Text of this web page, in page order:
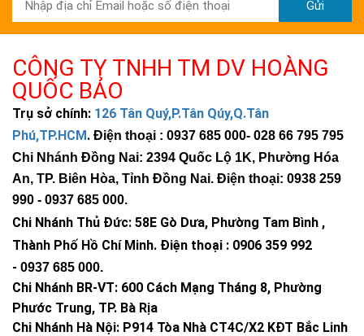
thống điện. Hộp nối thường sử dụng đầu nối MC4, một chuẩn
kết nối phổ biến và an toàn nhất cho các hệ thống điện năng
lượng mặt trời hiện nay.
Hệ thống dây điện và các kết nối bên trong hộp nối cũng cần
phải được thiết kế sao cho tránh được tình trạng oxy hóa và gỉ
sét, điều này rất quan trọng để đảm bảo hiệu suất hoạt động
lâu dài cho tấm pin.
Khung
Khung tấm pin thường được làm từ nhôm, vừa nhẹ vừa có độ
bền cao. Vai trò của khung là giữ cố định các thành phần bên
trong tấm pin và hỗ trợ lắp đặt trên mái nhà hoặc những vị trí
cố định khác. Một khung nhôm anodized có khả năng chống ăn
mòn sẽ giúp tăng cường độ bền cho tấm pin.
Khung không chỉ mang lại sự ổn định cho tấm pin mà còn tạo
điều kiện thuận lợi cho việc lắp đặt, bảo trì sau này.
Gửi
CÔNG TY TNHH TM DV HOÀNG
QUỐC BẢO
Trụ sở chính: 126 Tân Quý,P.Tân Qúy,Q.Tân
Phú,TP.HCM. Điện thoại : 0937 685 000- 028 66 795 795
Chi Nhánh Đồng Nai: 2394 Quốc Lộ 1K, Phường Hóa
An, TP. Biên Hòa, Tỉnh Đồng Nai. Điện thoại: 0938 259
990 - 0937 685 000.
Chi Nhánh Thủ Đức: 58E Gò Dưa, Phường Tam Bình ,
Thành Phố Hồ Chí Minh. Điện thoại : 0906 359 992
- 0937 685 000.
Chi Nhánh BR-VT: 600 Cách Mạng Tháng 8, Phường
Phước Trung, TP. Bà Rịa
Chi Nhánh Hà Nội: P914 Tòa Nhà CT4C/X2 KĐT Bắc Linh